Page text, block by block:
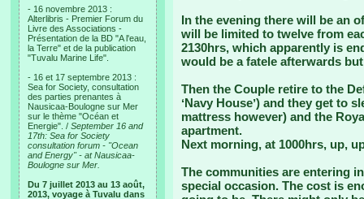
- 16 novembre 2013 :
Alterlibris - Premier Forum du
Livre des Associations -
Présentation de la BD "A l'eau,
la Terre" et de la publication
"Tuvalu Marine Life".
- 16 et 17 septembre 2013 :
Sea for Society, consultation
des parties prenantes à
Nausicaa-Boulogne sur Mer
sur le thème "Océan et
Energie". / September 16 and
17th: Sea for Society
consultation forum - "Ocean
and Energy" - at Nausicaa-
Boulogne sur Mer.
Du 7 juillet 2013 au 13 août,
2013, voyage à Tuvalu dans
In the evening there will be an
will be limited to twelve from
2130hrs, which apparently is
would be a fatele afterwards
Then the Couple retire to the
ʻNavy Houseʼ) and they get to
mattress however) and the
apartment.
Next morning, at 1000hrs, up,
The communities are entering
special occasion. The cost is